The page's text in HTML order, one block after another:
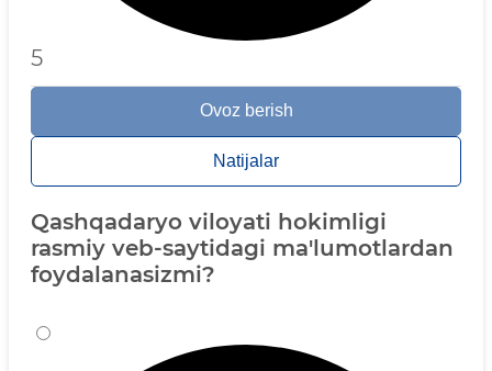
5
Ovoz berish
Natijalar
Qashqadaryo viloyati hokimligi
rasmiy veb-saytidagi ma'lumotlardan
foydalanasizmi?